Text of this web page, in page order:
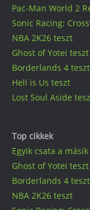
Pac-Man World 2
Sonic Racing:
NBA 2K26 teszt
Ghost of Yotei teszt
Borderlands 4 teszt
Hell is Us teszt
Lost Soul Aside
Top cikkek
Egyik csata a
Ghost of Yotei teszt
Borderlands 4 teszt
NBA 2K26 teszt